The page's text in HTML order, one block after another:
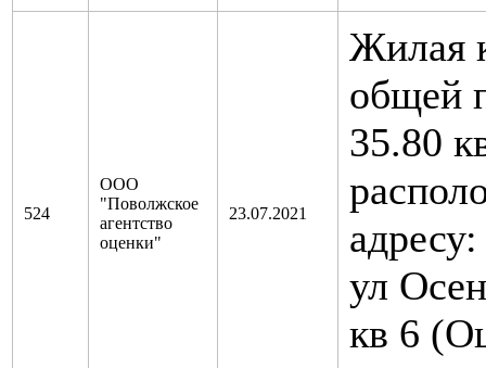
524
ООО
"Поволжское
агентство
оценки"
23.07.2021
Жилая
общей
35.80
ул
кв 6